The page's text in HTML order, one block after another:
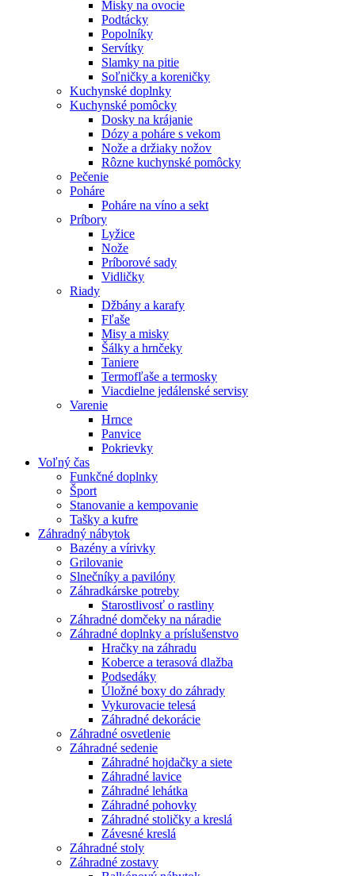
Misky na ovocie
Podtácky
Popolníky
Servítky
Slamky na pitie
Soľničky a koreničky
Kuchynské doplnky
Kuchynské pomôcky
Dosky na krájanie
Dózy a poháre s vekom
Nože a držiaky nožov
Rôzne kuchynské pomôcky
Pečenie
Poháre
Poháre na víno a sekt
Príbory
Lyžice
Nože
Príborové sady
Vidličky
Riady
Džbány a karafy
Fľaše
Misy a misky
Šálky a hrnčeky
Taniere
Termofľaše a termosky
Viacdielne jedálenské servisy
Varenie
Hrnce
Panvice
Pokrievky
Voľný čas
Funkčné doplnky
Šport
Stanovanie a kempovanie
Tašky a kufre
Záhradný nábytok
Bazény a vírivky
Grilovanie
Slnečníky a pavilóny
Záhradkárske potreby
Starostlivosť o rastliny
Záhradné domčeky na náradie
Záhradné doplnky a príslušenstvo
Hračky na záhradu
Koberce a terasová dlažba
Podsedáky
Úložné boxy do záhrady
Vykurovacie telesá
Záhradné dekorácie
Záhradné osvetlenie
Záhradné sedenie
Záhradné hojdačky a siete
Záhradné lavice
Záhradné lehátka
Záhradné pohovky
Záhradné stoličky a kreslá
Závesné kreslá
Záhradné stoly
Záhradné zostavy